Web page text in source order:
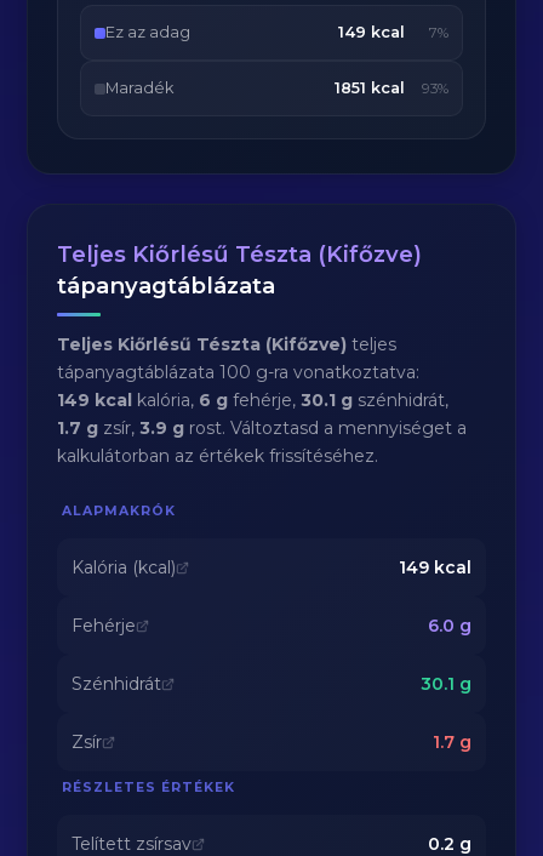
Ez az adag 149 kcal 7%
Maradék 1851 kcal 93%
Teljes Kiőrlésű Tészta (Kifőzve)
tápanyagtáblázata
Teljes Kiőrlésű Tészta (Kifőzve) teljes
tápanyagtáblázata 100 g-ra vonatkoztatva:
149 kcal kalória, 6 g fehérje,30.1 g szénhidrát,
1.7 g zsír,3.9 g rost. Változtasd a mennyiséget a
kalkulátorban az értékek frissítéséhez.
ALAPMAKRÓK
Kalória (kcal) 149kcal
Fehérje 6.0 g
Szénhidrát 30.1 g
Zsír 1.7g
RÉSZLETES ÉRTÉKEK
Telített zsírsav 0.2 g